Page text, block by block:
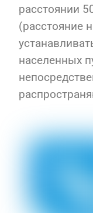
расстоянии
(расстояние
населенных